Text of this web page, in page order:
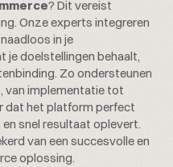
? Dit vereist
Onze experts integreren
in je
je doelstellingen behaalt,
Zo ondersteunen
van implementatie tot
dat het platform perfect
snel resultaat oplevert.
van een succesvolle en
oplossing.